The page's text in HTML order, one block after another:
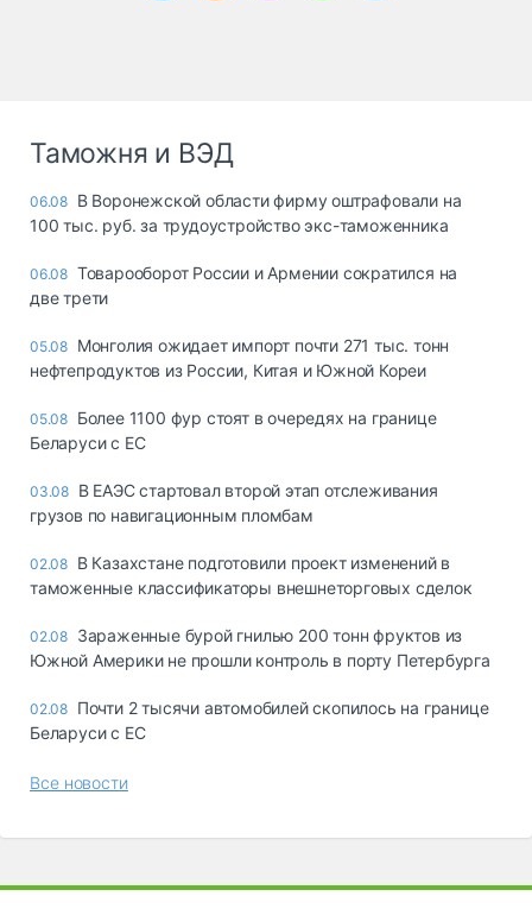
Таможня и ВЭД
06.08 В Воронежской области фирму оштрафовали на
100 тыс. руб. за трудоустройство экс-таможенника
06.08 Товарооборот России и Армении сократился на
две трети
05.08 Монголия ожидает импорт почти 271 тыс. тонн
нефтепродуктов из России, Китая и Южной Кореи
05.08 Более 1100 фур стоят в очередях на границе
Беларуси с ЕС
03.08 В ЕАЭС стартовал второй этап отслеживания
грузов по навигационным пломбам
02.08 В Казахстане подготовили проект изменений в
таможенные классификаторы внешнеторговых сделок
02.08 Зараженные бурой гнилью 200 тонн фруктов из
Южной Америки не прошли контроль в порту Петербурга
02.08 Почти 2 тысячи автомобилей скопилось на границе
Беларуси с ЕС
Все новости